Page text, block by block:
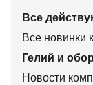
Все
Все новинки
Гелий и
Новости